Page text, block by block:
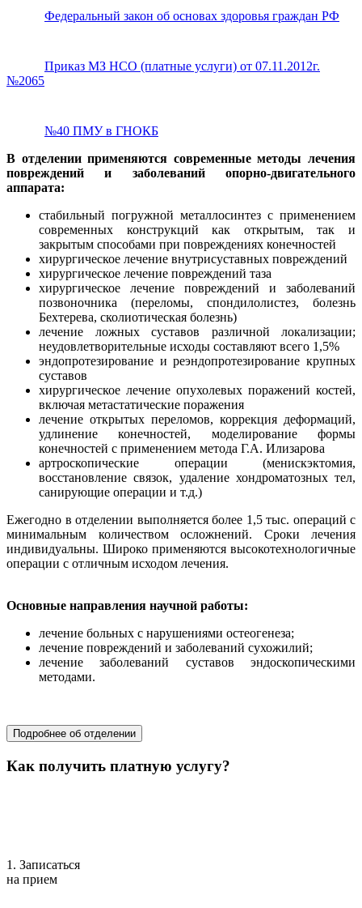
Федеральный закон об основах здоровья граждан РФ
Приказ МЗ НСО (платные услуги) от 07.11.2012г.
№2065
№40 ПМУ в ГНОКБ
В отделении применяются современные методы лечения
повреждений и заболеваний опорно-двигательного
аппарата:
стабильный погружной металлосинтез с применением
современных конструкций как открытым, так и
закрытым способами при повреждениях конечностей
хирургическое лечение внутрисуставных повреждений
хирургическое лечение повреждений таза
хирургическое лечение повреждений и заболеваний
позвоночника (переломы, спондилолистез, болезнь
Бехтерева, сколиотическая болезнь)
лечение ложных суставов различной локализации;
неудовлетворительные исходы составляют всего 1,5%
эндопротезирование и реэндопротезирование крупных
суставов
хирургическое лечение опухолевых поражений костей,
включая метастатические поражения
лечение открытых переломов, коррекция деформаций,
удлинение конечностей, моделирование формы
конечностей с применением метода Г.А. Илизарова
артроскопические операции (менискэктомия,
восстановление связок, удаление хондроматозных тел,
санирующие операции и т.д.)
Ежегодно в отделении выполняется более 1,5 тыс. операций с
минимальным количеством осложнений. Сроки лечения
индивидуальны. Широко применяются высокотехнологичные
операции с отличным исходом лечения.
Основные направления научной работы:
лечение больных с нарушениями остеогенеза;
лечение повреждений и заболеваний сухожилий;
лечение заболеваний суставов эндоскопическими
методами.
Подробнее об отделении
Как получить платную услугу?
1. Записаться
на прием